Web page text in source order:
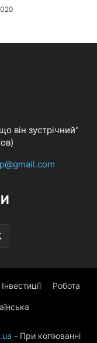
він зустрічний"
Інвестиції Робота
- При копіюванні